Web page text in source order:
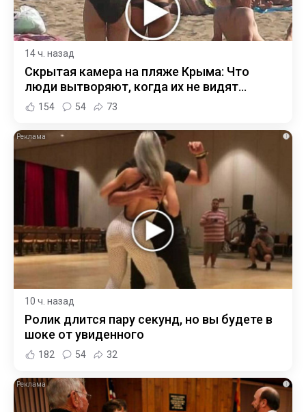
14 ч. назад
Скрытая камера на пляже Крыма: Что
люди вытворяют, когда их не видят...
154 54 73
i
10 ч. назад
Ролик длится пару секунд, но вы будете в
шоке от увиденного
182 54 32
i